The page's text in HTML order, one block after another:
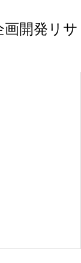
開発リサ